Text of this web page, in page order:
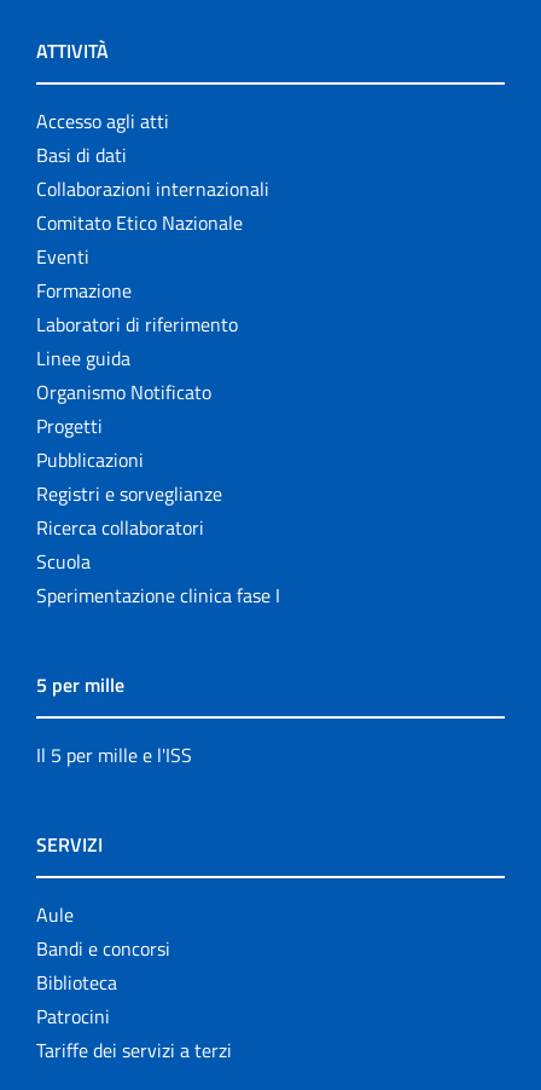
ATTIVITÀ
Accesso agli atti
Basi di dati
Collaborazioni internazionali
Comitato Etico Nazionale
Eventi
Formazione
Laboratori di riferimento
Linee guida
Organismo Notificato
Progetti
Pubblicazioni
Registri e sorveglianze
Ricerca collaboratori
Scuola
Sperimentazione clinica fase I
5 per mille
Il 5 per mille e l'ISS
SERVIZI
Aule
Bandi e concorsi
Biblioteca
Patrocini
Tariffe dei servizi a terzi